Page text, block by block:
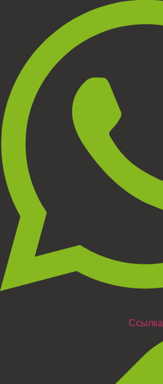
Ссылка